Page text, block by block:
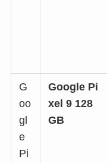
G
oo
gl
e
Pi
Google Pi
xel 9 128
GB